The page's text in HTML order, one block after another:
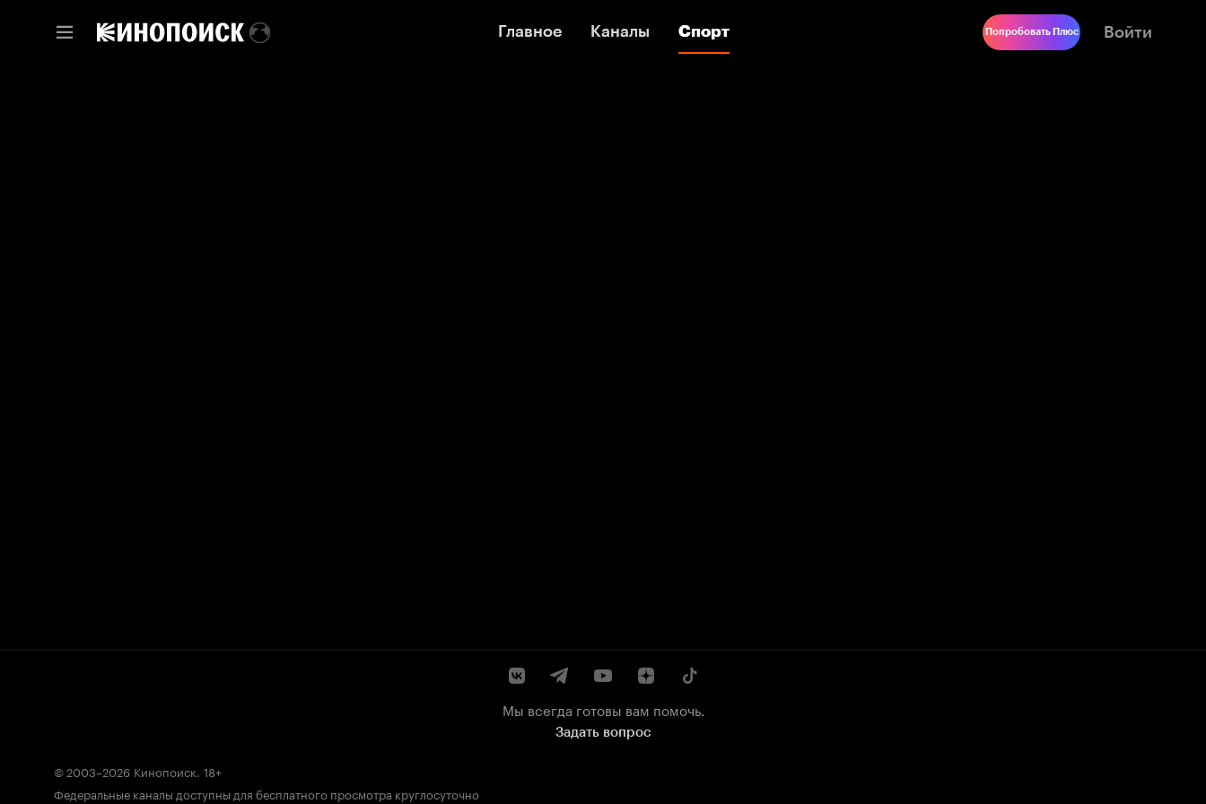
Главное Каналы Спорт
Главное Каналы Спорт Попробовать Плюс Войти
Мы всегда готовы вам помочь.
Задать вопрос
© 2003–2026 Кинопоиск. 18+
Федеральные каналы доступны для бесплатного просмотра круглосуточно